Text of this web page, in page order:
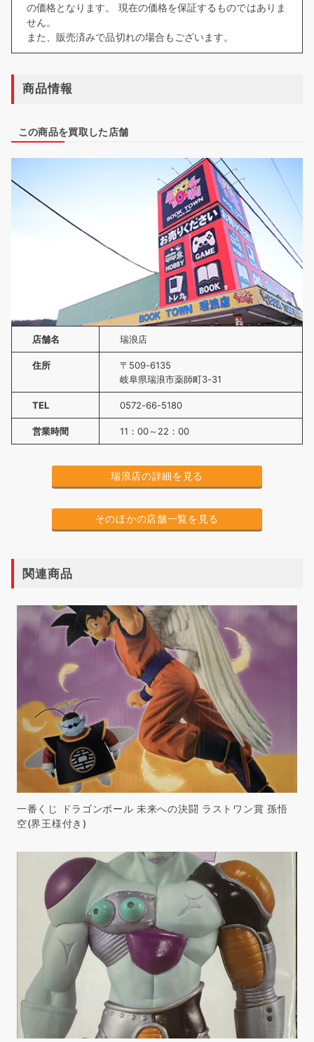
の価格となります。 現在の価格を保証するものではありま
せん。
また、販売済みで品切れの場合もございます。
商品情報
この商品を買取した店舗
店舗名 瑞浪店
住所
〒509-6135
岐阜県瑞浪市薬師町3-31
TEL 0572-66-5180
営業時間 11：00～22：00
瑞浪店の詳細を見る
そのほかの店舗一覧を見る
関連商品
一番くじ ドラゴンボール 未来への決闘 ラストワン賞 孫悟
空(界王様付き)